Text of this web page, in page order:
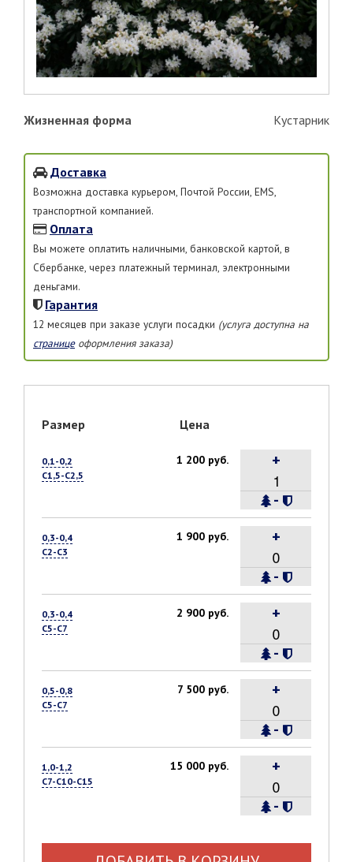
Жизненная форма Кустарник
Доставка
Возможна доставка курьером, Почтой России, EMS,
транспортной компанией.
Оплата
Вы можете оплатить наличными, банковской картой, в
Сбербанке, через платежный терминал, электронными
деньгами.
Гарантия
12 месяцев при заказе услуги посадки (услуга доступна на
страницеоформления заказа)
Размер Цена
0,1-0,2
С1,5-С2,5
1 200 руб.
-
+
0,3-0,4
С2-С3
1 900 руб.
-
+
0,3-0,4
С5-С7
2 900 руб.
-
+
0,5-0,8
С5-С7
7 500 руб.
-
+
1,0-1,2
С7-С10-С15
15 000 руб.
-
+